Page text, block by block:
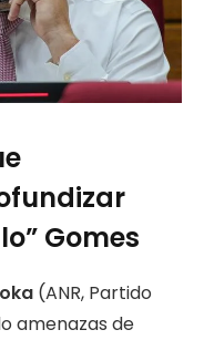
Gomes
(ANR, Partido
amenazas de